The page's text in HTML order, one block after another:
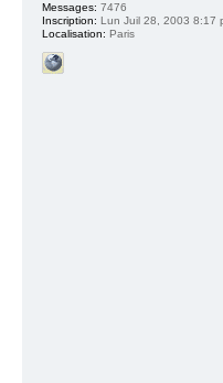
Messages: 7476
Inscription: Lun Juil 28, 2003 8:17
Localisation: Paris